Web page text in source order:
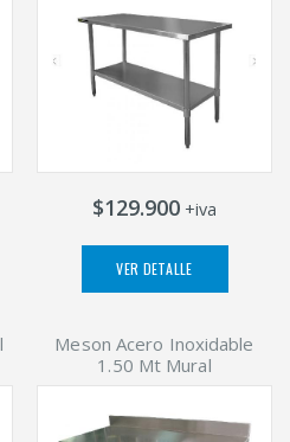
$129.900 +iva
VER DETALLE
Meson Acero Inoxidable
1.50 Mt Mural